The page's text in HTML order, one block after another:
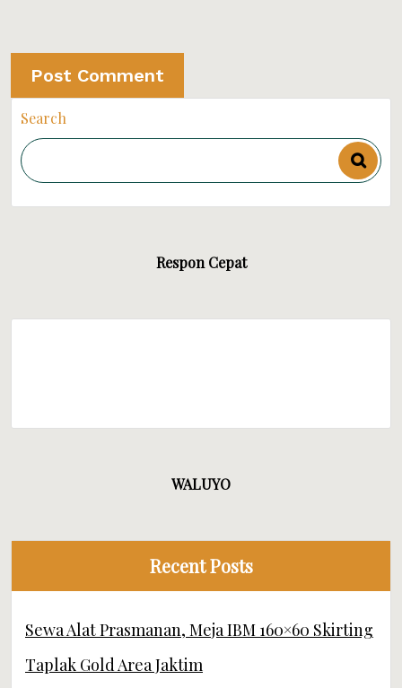
Search
Respon Cepat
WALUYO
Recent Posts
Sewa Alat Prasmanan, Meja IBM 160×60 Skirting
Taplak Gold Area Jaktim